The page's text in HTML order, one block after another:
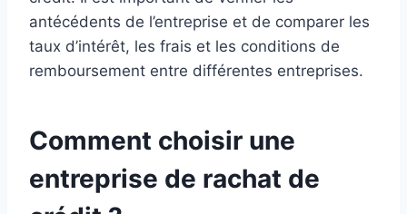
antécédents de l’entreprise et de comparer les
taux d’intérêt, les frais et les conditions de
remboursement entre différentes entreprises.
Comment choisir une
entreprise de rachat de